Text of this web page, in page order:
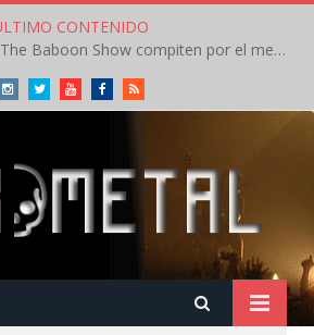
CONTENIDO
Crónica: In Flames y The Baboon Show compiten por el mejor concierto del día en el Leyendas del Rock – Viernes – Agosto 2026
InstagramTwitterYoutubeFacebookRSS